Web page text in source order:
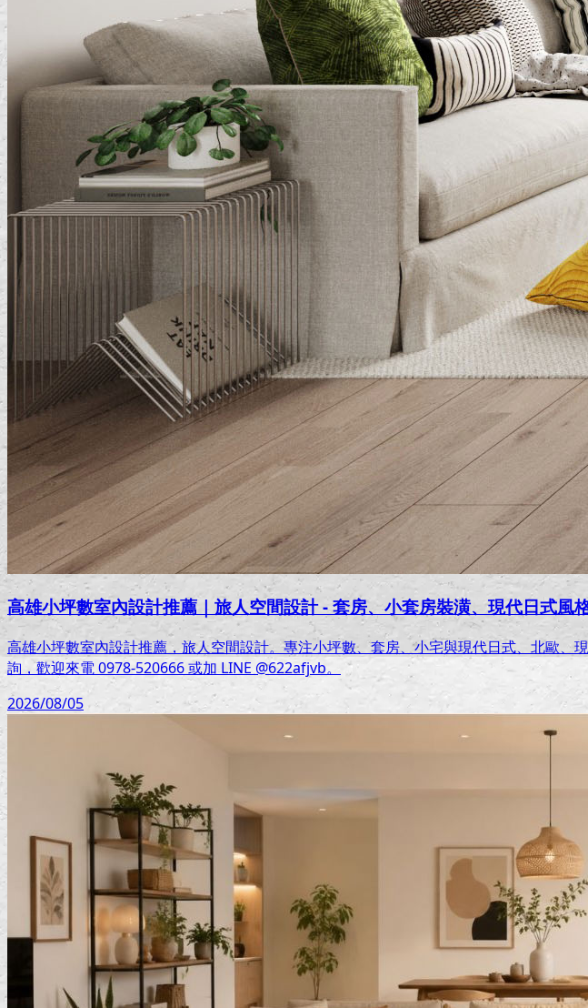
高雄小坪數室內設計推薦｜旅人空間設計 - 套房、小套房裝潢、現代日式風
高雄小坪數室內設計推薦，旅人空間設計。專注小坪數、套房、小宅與現代日式、北歐
詢，歡迎來電 0978-520666 或加 LINE @622afjvb。
2026/08/05